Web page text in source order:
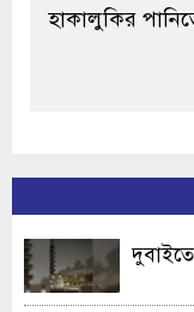
হাকালুকির